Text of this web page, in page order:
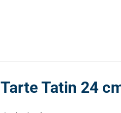
Tatin 24